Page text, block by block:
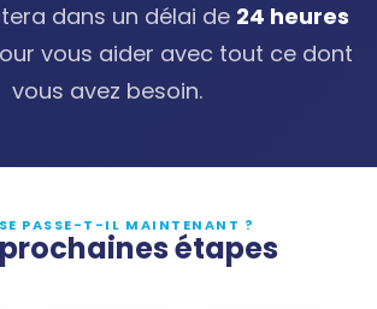
dans un délai de 24 heures
vous aider avec tout ce dont
vous avez besoin.
PASSE-T-IL MAINTENANT ?
étapes